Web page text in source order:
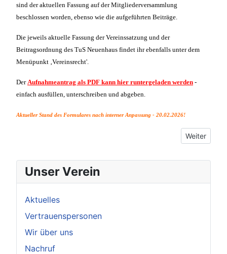
Unser Verein
Aktuelles
Vertrauenspersonen
Wir über uns
Nachruf
sind der aktuellen Fassung auf der Mitgliederversammlung
beschlossen worden, ebenso wie die aufgeführten Beiträge.
Die jeweils aktuelle Fassung der Vereinssatzung und der
Beitragsordnung des TuS Neuenhaus findet ihr ebenfalls unter dem
Menüpunkt ‚Vereinsrecht'.
Der Aufnahmeantrag als PDF kann hier runtergeladen werden -
einfach ausfüllen, unterschreiben und abgeben.
Aktueller Stand des Formulares nach interner Anpassung - 20.02.2026!
Nächster
Weiter